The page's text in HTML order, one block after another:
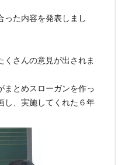
った内容を発表しまし
くさんの意見が出されま
まとめスローガンを作っ
し、実施してくれた６年